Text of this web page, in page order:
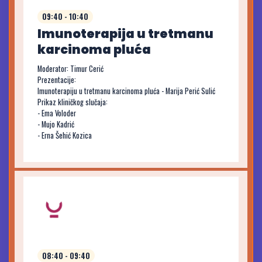
09:40 - 10:40
Imunoterapija u tretmanu
karcinoma pluća
Moderator: Timur Cerić
Prezentacije:
Imunoterapiju u tretmanu karcinoma pluća - Marija Perić Sulić
Prikaz kliničkog slučaja:
- Ema Voloder
- Mujo Kadrić
- Erna Šehić Kozica
08:40 - 09:40